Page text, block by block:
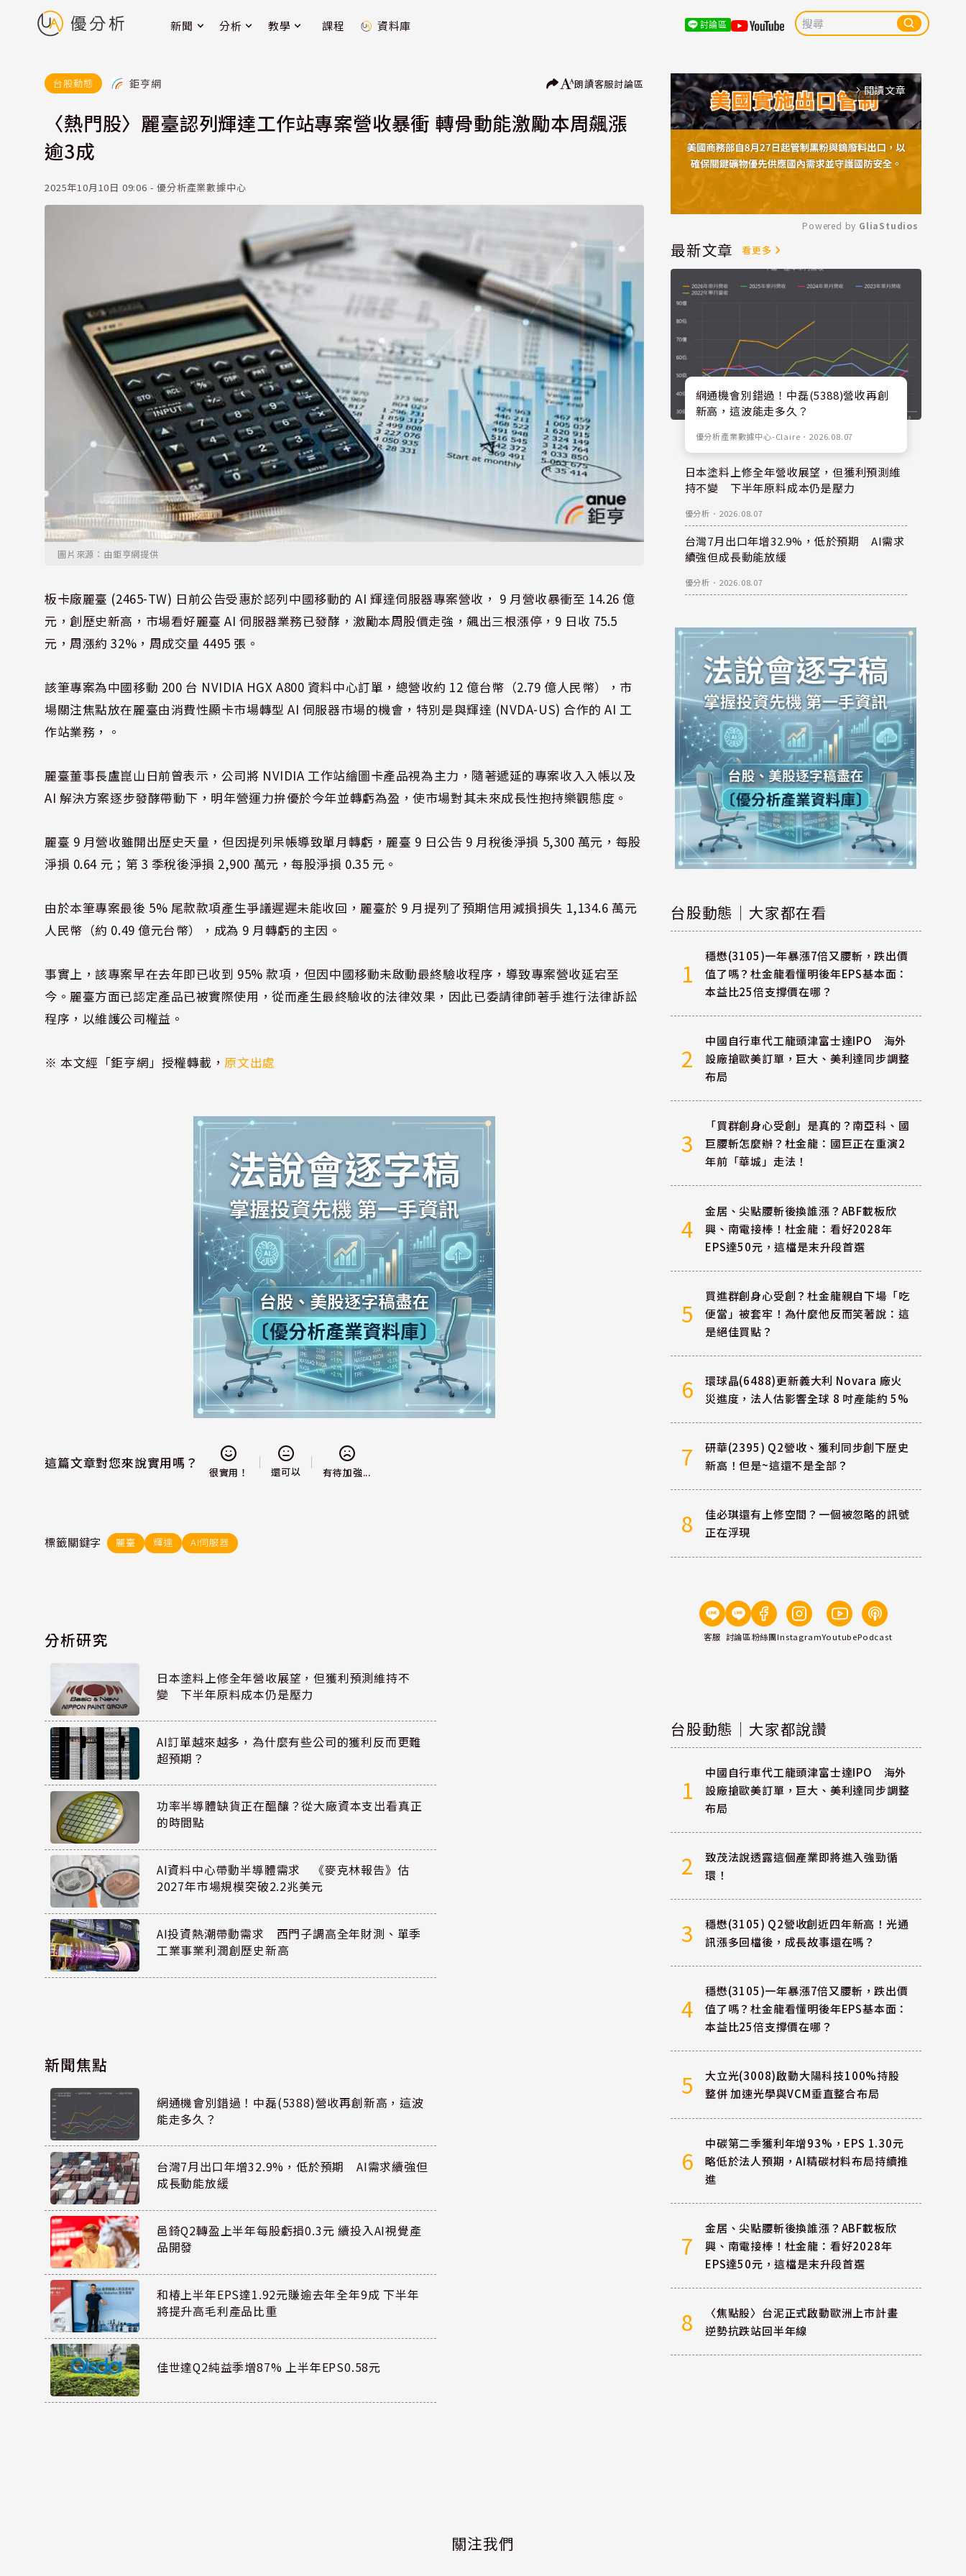
新聞 分析 教學 課程 資料庫 討論區
台股動態 鉅亨網 朗讀客服討論區
〈熱門股〉麗臺認列輝達工作站專案營收暴衝 轉骨動能激勵本周飆漲
逾3成
2025年10月10日 09:06 - 優分析產業數據中心
圖片來源：由鉅亨網提供
板卡廠麗臺 (2465-TW) 日前公告受惠於認列中國移動的 AI 輝達伺服器專案營收， 9 月營收暴衝至 14.26 億
元，創歷史新高，市場看好麗臺 AI 伺服器業務已發酵，激勵本周股價走強，飆出三根漲停，9 日收 75.5
元，周漲約 32%，周成交量 4495 張。
該筆專案為中國移動 200 台 NVIDIA HGX A800 資料中心訂單，總營收約 12 億台幣（2.79 億人民幣），市
場關注焦點放在麗臺由消費性顯卡市場轉型 AI 伺服器市場的機會，特別是與輝達 (NVDA-US) 合作的 AI 工
作站業務，。
麗臺董事長盧崑山日前曾表示，公司將 NVIDIA 工作站繪圖卡產品視為主力，隨著遞延的專案收入入帳以及
AI 解決方案逐步發酵帶動下，明年營運力拚優於今年並轉虧為盈，使市場對其未來成長性抱持樂觀態度。
麗臺 9 月營收雖開出歷史天量，但因提列呆帳導致單月轉虧，麗臺 9 日公告 9 月稅後淨損 5,300 萬元，每股
淨損 0.64 元；第 3 季稅後淨損 2,900 萬元，每股淨損 0.35 元。
由於本筆專案最後 5% 尾款款項產生爭議遲遲未能收回，麗臺於 9 月提列了預期信用減損損失 1,134.6 萬元
人民幣（約 0.49 億元台幣），成為 9 月轉虧的主因。
事實上，該專案早在去年即已收到 95% 款項，但因中國移動未啟動最終驗收程序，導致專案營收延宕至
今。麗臺方面已認定產品已被實際使用，從而產生最終驗收的法律效果，因此已委請律師著手進行法律訴訟
程序，以維護公司權益。
※ 本文經「鉅亨網」授權轉載，原文出處
這篇文章對您來說實用嗎？
很實用！ 還可以 有待加強...
標籤關鍵字 麗臺 輝達 AI伺服器
分析研究
日本塗料上修全年營收展望，但獲利預測維持不
變 下半年原料成本仍是壓力
AI訂單越來越多，為什麼有些公司的獲利反而更難
超預期？
功率半導體缺貨正在醞釀？從大廠資本支出看真正
的時間點
AI資料中心帶動半導體需求 《麥克林報告》估
2027年市場規模突破2.2兆美元
AI投資熱潮帶動需求 西門子調高全年財測、單季
工業事業利潤創歷史新高
新聞焦點
網通機會別錯過！中磊(5388)營收再創新高，這波
能走多久？
台灣7月出口年增32.9%，低於預期 AI需求續強但
成長動能放緩
邑錡Q2轉盈上半年每股虧損0.3元 續投入AI視覺產
品開發
和椿上半年EPS達1.92元賺逾去年全年9成 下半年
將提升高毛利產品比重
佳世達Q2純益季增87% 上半年EPS0.58元
arrow_forward_ios 閱讀文章
Mute
Powered by GliaStudios
最新文章 看更多
網通機會別錯過！中磊(5388)營收再創
新高，這波能走多久？
優分析產業數據中心-Claire ． 2026.08.07
日本塗料上修全年營收展望，但獲利預測維
持不變 下半年原料成本仍是壓力
優分析 ． 2026.08.07
台灣7月出口年增32.9%，低於預期 AI需求
續強但成長動能放緩
優分析 ． 2026.08.07
台股動態｜大家都在看
1
穩懋(3105)一年暴漲7倍又腰斬，跌出價
值了嗎？杜金龍看懂明後年EPS基本面：
本益比25倍支撐價在哪？
2
中國自行車代工龍頭津富士達IPO 海外
設廠搶歐美訂單，巨大、美利達同步調整
布局
3
「買群創身心受創」是真的？南亞科、國
巨腰斬怎麼辦？杜金龍：國巨正在重演2
年前「華城」走法！
4
金居、尖點腰斬後換誰漲？ABF載板欣
興、南電接棒！杜金龍：看好2028年
EPS達50元，這檔是末升段首選
5
買進群創身心受創？杜金龍親自下場「吃
便當」被套牢！為什麼他反而笑著說：這
是絕佳買點？
6
環球晶(6488)更新義大利 Novara 廠火
災進度，法人估影響全球 8 吋產能約 5%
7
研華(2395) Q2營收、獲利同步創下歷史
新高！但是~這還不是全部？
8
佳必琪還有上修空間？一個被忽略的訊號
正在浮現
客服 討論區粉絲團InstagramYoutubePodcast
台股動態｜大家都說讚
1
中國自行車代工龍頭津富士達IPO 海外
設廠搶歐美訂單，巨大、美利達同步調整
布局
2
致茂法說透露這個產業即將進入強勁循
環！
3
穩懋(3105) Q2營收創近四年新高！光通
訊漲多回檔後，成長故事還在嗎？
4
穩懋(3105)一年暴漲7倍又腰斬，跌出價
值了嗎？杜金龍看懂明後年EPS基本面：
本益比25倍支撐價在哪？
5
大立光(3008)啟動大陽科技100%持股
整併 加速光學與VCM垂直整合布局
6
中碳第二季獲利年增93%，EPS 1.30元
略低於法人預期，AI精碳材料布局持續推
進
7
金居、尖點腰斬後換誰漲？ABF載板欣
興、南電接棒！杜金龍：看好2028年
EPS達50元，這檔是末升段首選
8
〈焦點股〉台泥正式啟動歐洲上市計畫
逆勢抗跌站回半年線
關注我們